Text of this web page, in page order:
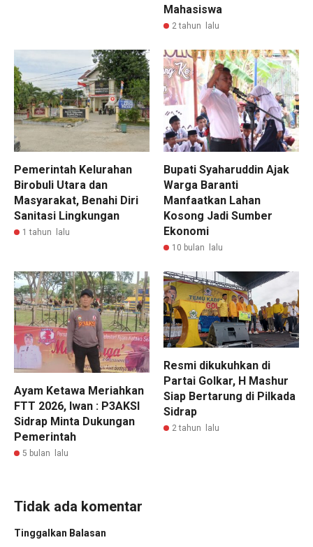
Mahasiswa
2 tahun lalu
Pemerintah Kelurahan
Birobuli Utara dan
Masyarakat, Benahi Diri
Sanitasi Lingkungan
1 tahun lalu
Bupati Syaharuddin Ajak
Warga Baranti
Manfaatkan Lahan
Kosong Jadi Sumber
Ekonomi
10 bulan lalu
Ayam Ketawa Meriahkan
FTT 2026, Iwan : P3AKSI
Sidrap Minta Dukungan
Pemerintah
5 bulan lalu
Resmi dikukuhkan di
Partai Golkar, H Mashur
Siap Bertarung di Pilkada
Sidrap
2 tahun lalu
Tidak ada komentar
Tinggalkan Balasan